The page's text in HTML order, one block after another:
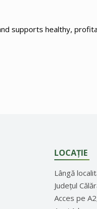
supports healthy,
LOCAȚIE
Lângă
Județul
Acces pe